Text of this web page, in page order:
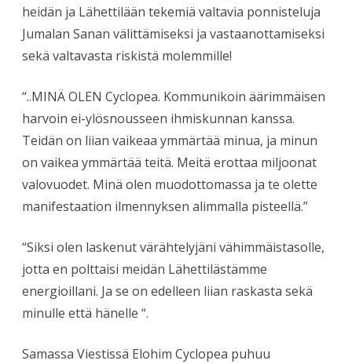
heidän ja Lähettilään tekemiä valtavia ponnisteluja
Jumalan Sanan välittämiseksi ja vastaanottamiseksi
sekä valtavasta riskistä molemmille!
“..MINÄ OLEN Cyclopea. Kommunikoin äärimmäisen
harvoin ei-ylösnousseen ihmiskunnan kanssa.
Teidän on liian vaikeaa ymmärtää minua, ja minun
on vaikea ymmärtää teitä. Meitä erottaa miljoonat
valovuodet. Minä olen muodottomassa ja te olette
manifestaation ilmennyksen alimmalla pisteellä.”
“Siksi olen laskenut värähtelyjäni vähimmäistasolle,
jotta en polttaisi meidän Lähettilästämme
energioillani. Ja se on edelleen liian raskasta sekä
minulle että hänelle “.
Samassa Viestissä Elohim Cyclopea puhuu